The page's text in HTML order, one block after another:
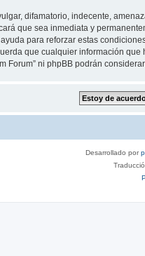
difamatorio, indecente,
que sea inmediata y
para reforzar estas
que cualquier información
Forum” ni phpBB podrán
Desarrollado por